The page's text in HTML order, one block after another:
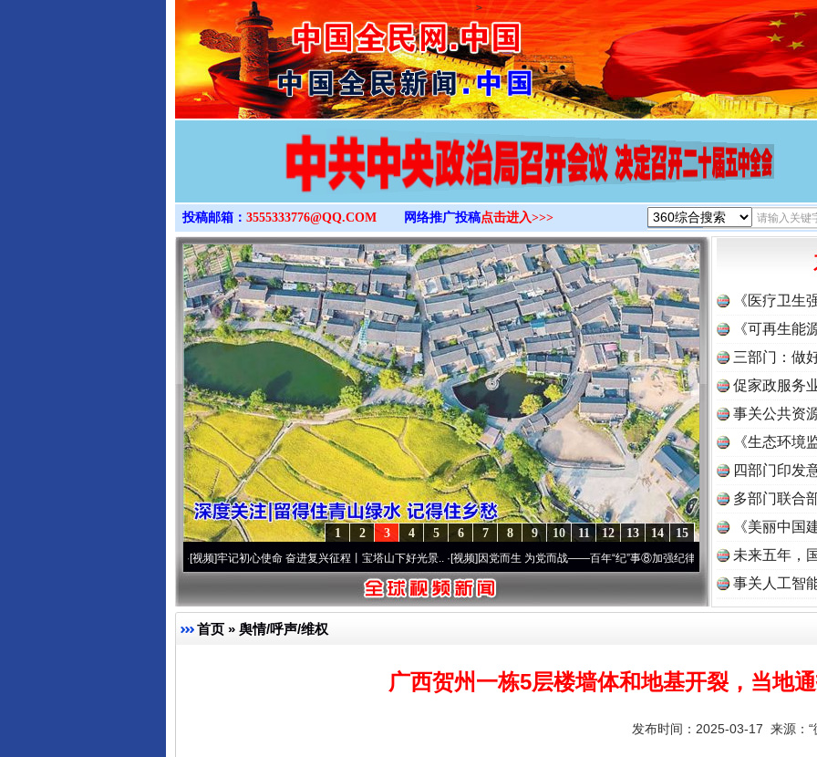
>
投稿邮箱： 3555333776@QQ.COM 网络推广投稿点击进入>>>
15
14
13
12
11
10
9
8
7
6
5
4
3
2
1
牢记初心使命 奋进复兴征程丨宝塔山下好光景..·[视频]因党而生 为党而战——百年“纪”事⑧加强纪律..·[视频]牢记初心使命 奋进复兴征程丨“
《医疗卫生
《可再生能
三部门：做
促家政服务
事关公共资
《生态环境
读
四部门印发
多部门联合
《美丽中国
未来五年，
事关人工智
首页 » 舆情/呼声/维权
广西贺州一栋5层楼墙体和地基开裂，当地
发布时间：2025-03-17 来源：